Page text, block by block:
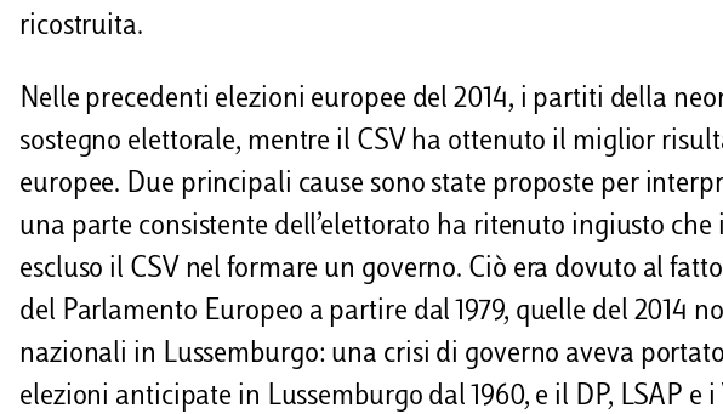
ricostruita.
Nelle precedenti elezioni europee del 2014, i partiti della
sostegno elettorale, mentre il CSV ha ottenuto il miglior
europee. Due principali cause sono state proposte per
una parte consistente dell’elettorato ha ritenuto ingiusto
escluso il CSV nel formare un governo. Ciò era dovuto al
del Parlamento Europeo a partire dal 1979, quelle del 2014
nazionali in Lussemburgo: una crisi di governo aveva
elezioni anticipate in Lussemburgo dal 1960, e il DP, LSAP e